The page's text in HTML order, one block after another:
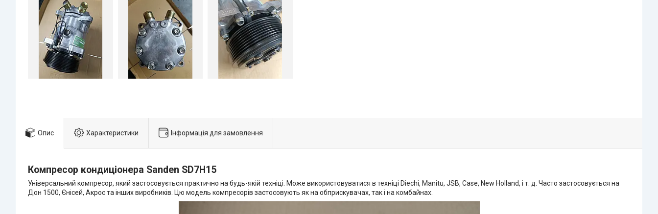
Опис Характеристики Інформація для замовлення
Компресор кондиціонера Sanden SD7H15
Універсальний компресор, який застосовується практично на будь-якій техніці. Може використовуватися в техніці Diechi, Manitu, JSB, Case, New Holland, і т. д. Часто застосовується на
Дон 1500, Єнісей, Акрос та інших виробників. Цю модель компресорів застосовують як на обприскувачах, так і на комбайнах.